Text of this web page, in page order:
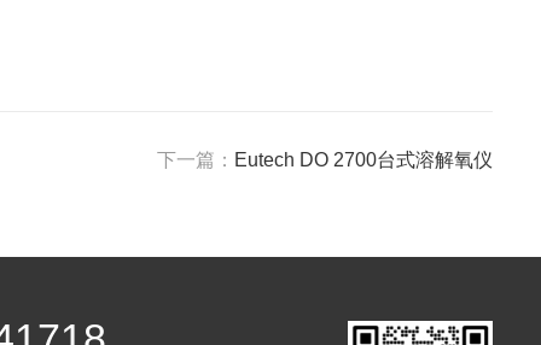
下一篇： Eutech DO 2700台式溶解氧仪